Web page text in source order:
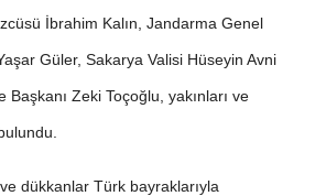
İbrahim Kalın, Jandarma Genel
Güler, Sakarya Valisi Hüseyin Avni
Zeki Toçoğlu, yakınları ve
dükkanlar Türk bayraklarıyla